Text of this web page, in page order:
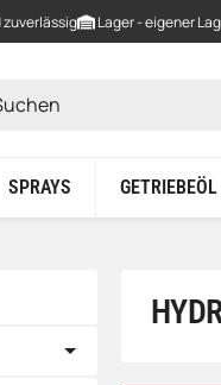
zuverlässig Lager - eigener
SPRAYS GETRIEBEÖL